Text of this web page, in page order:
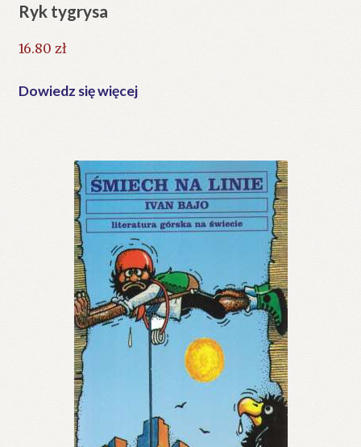
Ryk tygrysa
16.80 zł
Dowiedz się więcej